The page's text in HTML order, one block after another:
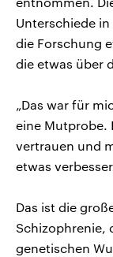
Unterschiede
die Forschung
die etwas über
„Das war für
eine Mutprobe.
vertrauen und
etwas
Das ist die
Schizophrenie,
genetischen